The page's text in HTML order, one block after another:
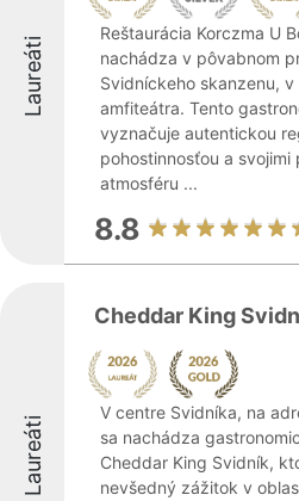
Laureáti
Reštaurácia Korczma U
nachádza v pôvabnom
Svidníckeho skanzenu,
amfiteátra. Tento
vyznačuje autentickou
pohostinnosťou a
atmosféru ...
8.8
Laureáti
Cheddar King
V centre Svidníka, na
sa nachádza
Cheddar King Svidník,
nevšedný zážitok v